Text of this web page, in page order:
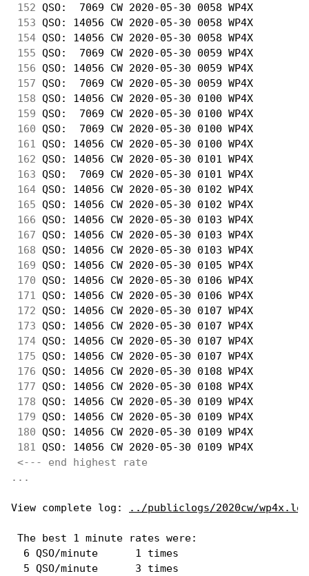
152 QSO:  7069 CW 2020-05-30 0058 WP4X
153 QSO: 14056 CW 2020-05-30 0058 WP4X
154 QSO: 14056 CW 2020-05-30 0058 WP4X
155 QSO:  7069 CW 2020-05-30 0059 WP4X
156 QSO: 14056 CW 2020-05-30 0059 WP4X
157 QSO:  7069 CW 2020-05-30 0059 WP4X
158 QSO: 14056 CW 2020-05-30 0100 WP4X
159 QSO:  7069 CW 2020-05-30 0100 WP4X
160 QSO:  7069 CW 2020-05-30 0100 WP4X
161
QSO: 14056 CW 2020-05-30 0100 WP4X
162 QSO: 14056 CW 2020-05-30 0101 WP4X
163 QSO:  7069 CW 2020-05-30 0101 WP4X
164 QSO: 14056 CW 2020-05-30 0102 WP4X
165 QSO: 14056 CW 2020-05-30 0102 WP4X
166 QSO: 14056 CW 2020-05-30 0103 WP4X
167 QSO: 14056 CW 2020-05-30 0103 WP4X
168 QSO: 14056 CW 2020-05-30 0103 WP4X
169 QSO: 14056 CW 2020-05-30 0105 WP4X
170 QSO: 14056 CW 2020-05-30 0106 WP4X
171
QSO: 14056 CW 2020-05-30 0106 WP4X
172 QSO: 14056 CW 2020-05-30 0107 WP4X
173 QSO: 14056 CW 2020-05-30 0107 WP4X
174 QSO: 14056 CW 2020-05-30 0107 WP4X
175 QSO: 14056 CW 2020-05-30 0107 WP4X
176 QSO: 14056 CW 2020-05-30 0108 WP4X
177 QSO: 14056 CW 2020-05-30 0108 WP4X
178 QSO: 14056 CW 2020-05-30 0109 WP4X
179 QSO: 14056 CW 2020-05-30 0109 WP4X
180 QSO: 14056 CW 2020-05-30 0109 WP4X
181
QSO: 14056 CW 2020-05-30 0109 WP4X
<--- end highest rate
...
View complete log: ../publiclogs/2020cw/wp4x.log
The best 1 minute rates were:
  6 QSO/minute      1 times
  5 QSO/minute      3 times